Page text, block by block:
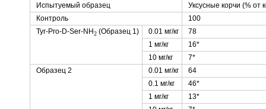
Испытуемый образец
Уксусные корчи (% от
Контроль
100
Tyr-Pro-D-Ser-NH2(Образец 1) 0.01 мг/кг
78
1 мг/кг
16*
10 мг/кг
7*
Образец 2
0.01 мг/кг
64
0.1 мг/кг
46*
1 мг/кг
13*